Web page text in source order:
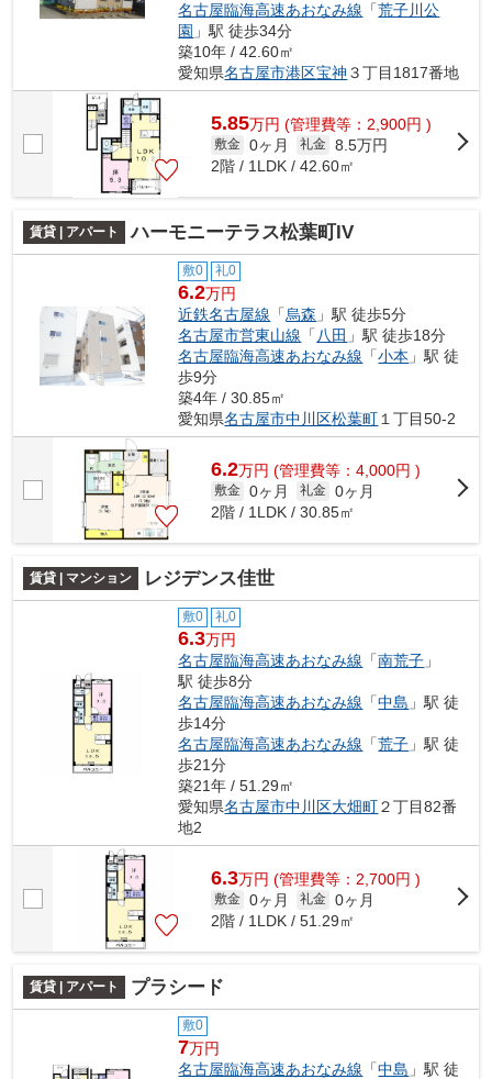
名古屋臨海高速あおなみ線 「荒子川公
園 」駅 徒歩34分
築10年 / 42.60㎡
愛知県名古屋市港区宝神 ３丁目1817番地
5.85万円 (管理費等：2,900円 )
敷金 0ヶ月 礼金 8.5万円
2階 / 1LDK / 42.60㎡
賃貸 | アパート ハーモニーテラス松葉町IV
敷0 礼0
6.2万円
近鉄名古屋線 「烏森 」駅 徒歩5分
名古屋市営東山線 「 八田 」駅 徒歩18分
名古屋臨海高速あおなみ線 「小本 」駅 徒
歩9分
築4年 / 30.85㎡
愛知県名古屋市中川区松葉町 １丁目50-2
6.2万円 (管理費等：4,000円 )
敷金 0ヶ月 礼金 0ヶ月
2階 / 1LDK / 30.85㎡
賃貸 | マンション レジデンス佳世
敷0 礼0
6.3万円
名古屋臨海高速あおなみ線 「南荒子 」
駅 徒歩8分
名古屋臨海高速あおなみ線 「中島 」駅 徒
歩14分
名古屋臨海高速あおなみ線 「荒子 」駅 徒
歩21分
築21年 / 51.29㎡
愛知県名古屋市中川区大畑町２丁目82番
地2
6.3万円 (管理費等：2,700円 )
敷金 0ヶ月 礼金 0ヶ月
2階 / 1LDK / 51.29㎡
賃貸 | アパート プラシード
敷0
7万円
名古屋臨海高速あおなみ線 「中島 」駅 徒